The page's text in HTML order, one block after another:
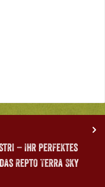
– Ihr perfektes
Repto Terra Sky